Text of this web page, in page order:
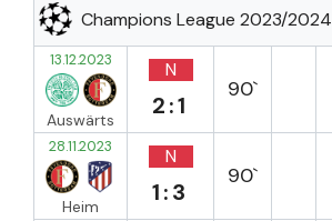
Champions League 2023/2024
13.12.2023
Auswärts
N
2:1
90`
28.11.2023
Heim
N
1:3
90`